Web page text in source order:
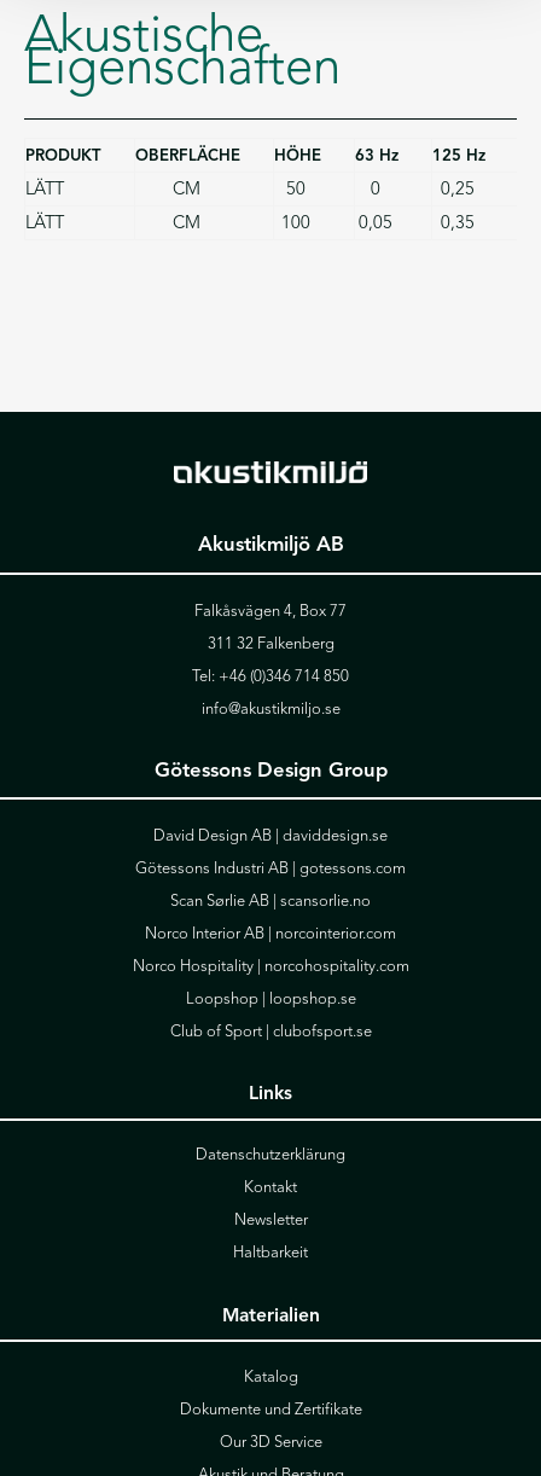
Akustische
Eigenschaften
PRODUKT OBERFLÄCHE HÖHE 63 Hz 125 Hz
LÄTT CM 50 0 0,25
LÄTT
CM 100 0,05 0,35
Akustikmiljö AB
Falkåsvägen 4, Box 77
311 32 Falkenberg
Tel: +46 (0)346 714 850
info@akustikmiljo.se
Götessons Design Group
David Design AB | daviddesign.se
Götessons Industri AB | gotessons.com
Scan Sørlie AB | scansorlie.no
Norco Interior AB | norcointerior.com
Norco Hospitality | norcohospitality.com
Loopshop |
loopshop.se
Club of Sport | clubofsport.se
Links
Datenschutzerklärung
Kontakt
Newsletter
Haltbarkeit
Materialien
Katalog
Dokumente und Zertifikate
Our 3D Service